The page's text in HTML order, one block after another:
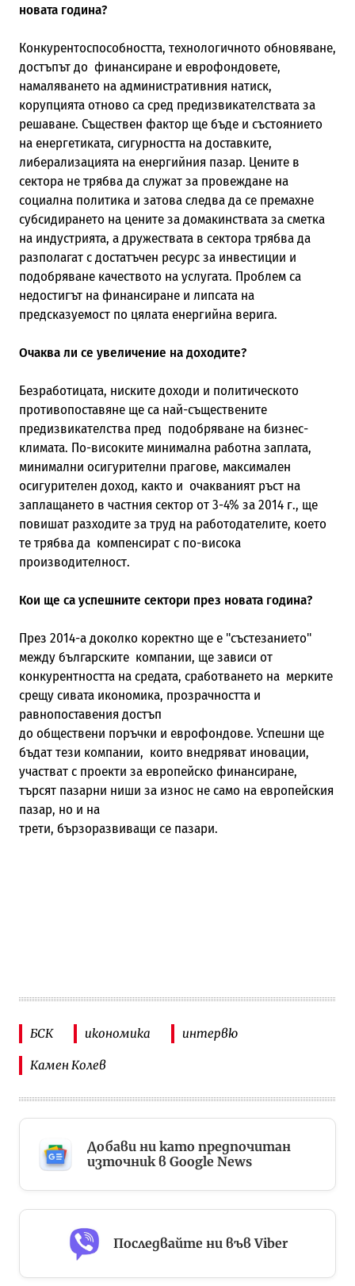
новата година?
Конкурентоспособността, технологичното обновяване,
достъпът до финансиране и еврофондовете,
намаляването на административния натиск,
корупцията отново са сред предизвикателствата за
решаване. Съществен фактор ще бъде и състоянието
на енергетиката, сигурността на доставките,
либерализацията на енергийния пазар. Цените в
сектора не трябва да служат за провеждане на
социална политика и затова следва да се премахне
субсидирането на цените за домакинствата за сметка
на индустрията, а дружествата в сектора трябва да
разполагат с достатъчен ресурс за инвестиции и
подобряване качеството на услугата. Проблем са
недостигът на финансиране и липсата на
предсказуемост по цялата енергийна верига.
Очаква ли се увеличение на доходите?
Безработицата, ниските доходи и политическото
противопоставяне ще са най-съществените
предизвикателства пред подобряване на бизнес-
климата. По-високите минимална работна заплата,
минимални осигурителни прагове, максимален
осигурителен доход, както и очакваният ръст на
заплащането в частния сектор от 3-4% за 2014 г., ще
повишат разходите за труд на работодателите, което
те трябва да компенсират с по-висока
производителност.
Кои ще са успешните сектори през новата година?
През 2014-а доколко коректно ще е "състезанието"
между българските компании, ще зависи от
конкурентността на средата, сработването на мерките
срещу сивата икономика, прозрачността и
равнопоставения достъп
до обществени поръчки и еврофондове. Успешни ще
бъдат тези компании, които внедряват иновации,
участват с проекти за европейско финансиране,
търсят пазарни ниши за износ не само на европейския
пазар, но и на
трети, бързоразвиващи се пазари.
БСК икономика интервю
Камен Колев
Добави ни като предпочитан
източник в Google News
Последвайте ни във Viber